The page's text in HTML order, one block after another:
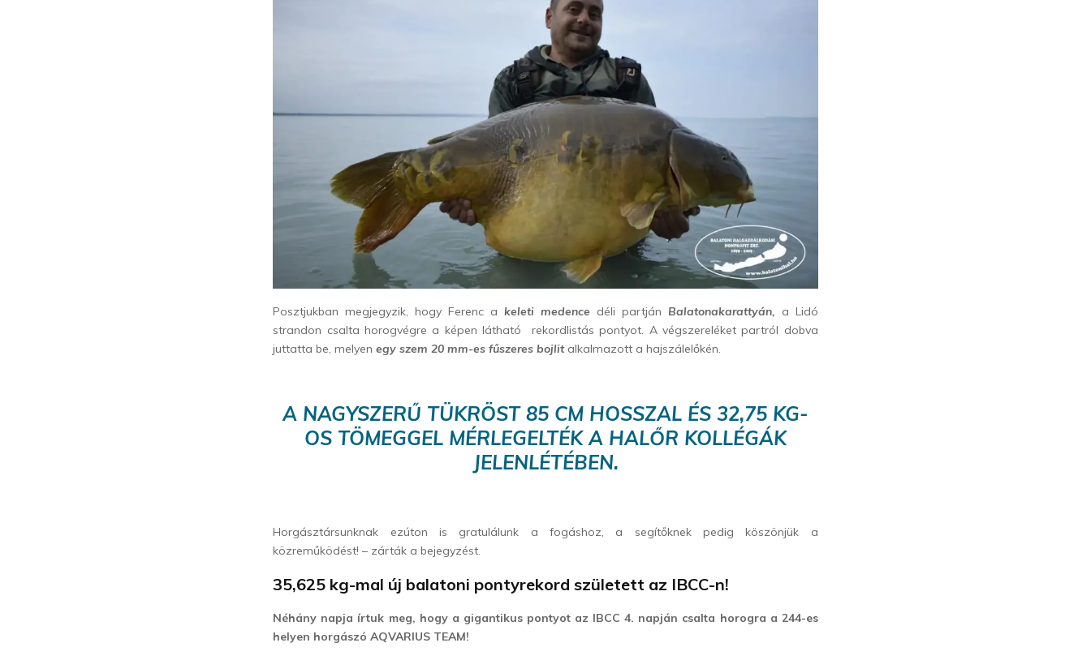
Posztjukban megjegyzik, hogy Ferenc akeleti medence déli partján Balatonakarattyán, a Lidó
strandon csalta horogvégre a képen látható rekordlistás pontyot. A végszereléket partról dobva
juttatta be, melyenegy szem 20 mm-es fűszeres bojlit alkalmazott a hajszálelőkén.
A NAGYSZERŰ TÜKRÖST 85 CM HOSSZAL ÉS 32,75 KG-
OS TÖMEGGEL MÉRLEGELTÉK A HALŐR KOLLÉGÁK
JELENLÉTÉBEN.
Horgásztársunknak ezúton is gratulálunk a fogáshoz, a segítőknek pedig köszönjük a
közreműködést! – zárták a bejegyzést.
35,625 kg-mal új balatoni pontyrekord született az IBCC-n!
Néhány napja írtuk meg, hogy a gigantikus pontyot az IBCC 4. napján csalta horogra a 244-es
helyen horgászó AQVARIUS TEAM!